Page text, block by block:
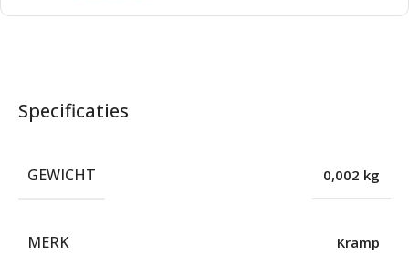
Specificaties
GEWICHT 0,002 kg
MERK Kramp